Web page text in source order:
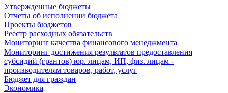
Утвержденные бюджеты
Отчеты об исполнении бюджета
Проекты бюджетов
Реестр расходных обязательств
Мониторинг качества финансового менеджмента
Мониторинг достижения результатов предоставления
субсидий (грантов) юр. лицам, ИП, физ. лицам -
производителям товаров, работ, услуг
Бюджет для граждан
Экономика